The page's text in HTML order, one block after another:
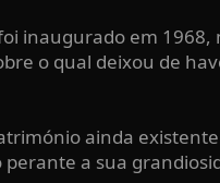
inaugurado em
o qual deixou de
ainda
a sua